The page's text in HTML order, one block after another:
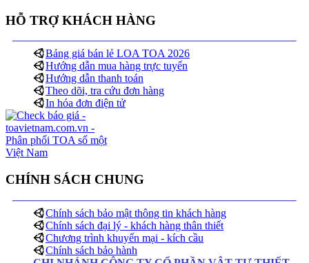
HỖ TRỢ KHÁCH HÀNG
Bảng giá bán lẻ LOA TOA 2026
Hướng dẫn mua hàng trực tuyến
Hướng dẫn thanh toán
Theo dõi, tra cứu đơn hàng
In hóa đơn điện tử
CHÍNH SÁCH CHUNG
Chính sách bảo mật thông tin khách hàng
Chính sách đại lý - khách hàng thân thiết
Chương trình khuyến mại - kích cầu
Chính sách bảo hành